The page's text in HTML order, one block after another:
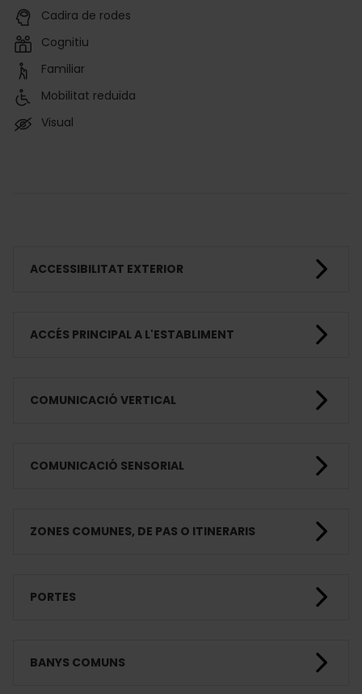
Cadira de rodes
Cognitiu
Familiar
Mobilitat reduïda
Visual
ACCESSIBILITAT EXTERIOR
ACCÉS PRINCIPAL A L'ESTABLIMENT
COMUNICACIÓ VERTICAL
COMUNICACIÓ SENSORIAL
ZONES COMUNES, DE PAS O ITINERARIS
PORTES
BANYS COMUNS